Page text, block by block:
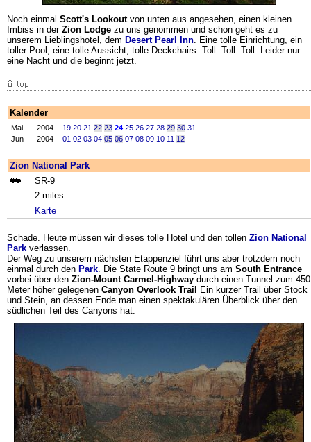
Noch einmal Scott's Lookoutvon unten aus angesehen, einen kleinen
Imbiss in der Zion Lodge zu uns genommen und schon geht es zu
unserem Lieblingshotel, dem Desert Pearl Inn. Eine tolle Einrichtung, ein
toller Pool, eine tolle Aussicht, tolle Deckchairs. Toll. Toll. Toll. Leider nur
eine Nacht und die beginnt jetzt.
Kalender
Mai 2004 19 20 21 22 23 24 25 26 27 28 29 30 31
Jun
2004 01 02 03 04 05 06 07 08 09 10 11 12
Zion National Park
SR-9
2 miles
Karte
Schade. Heute müssen wir dieses tolle Hotel und den tollen Zion National
Park verlassen.
Der Weg zu unserem nächsten Etappenziel führt uns aber trotzdem noch
einmal durch den Park. Die State Route 9 bringt uns am South Entrance
vorbei über den Zion-Mount Carmel-Highway durch einen Tunnel zum 450
Meter höher gelegenen Canyon Overlook Trail
Ein kurzer Trail über Stock
und Stein, an dessen Ende man einen spektakulären Überblick über den
südlichen Teil des Canyons hat.